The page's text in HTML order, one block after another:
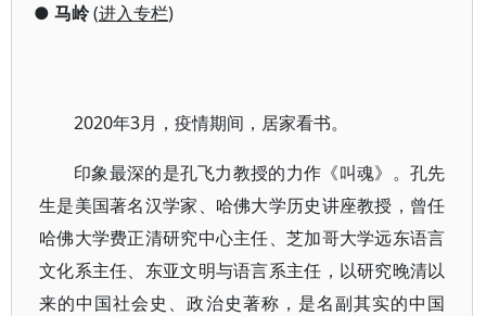
● 马岭(进入专栏)
2020年3月，疫情期间，居家看书。
印象最深的是孔飞力教授的力作《叫魂》。孔先
生是美国著名汉学家、哈佛大学历史讲座教授，曾任
哈佛大学费正清研究中心主任、芝加哥大学远东语言
文化系主任、东亚文明与语言系主任，以研究晚清以
来的中国社会史、政治史著称，是名副其实的中国